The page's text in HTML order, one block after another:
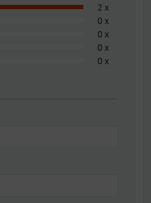
2 x
0 x
0 x
0 x
0 x